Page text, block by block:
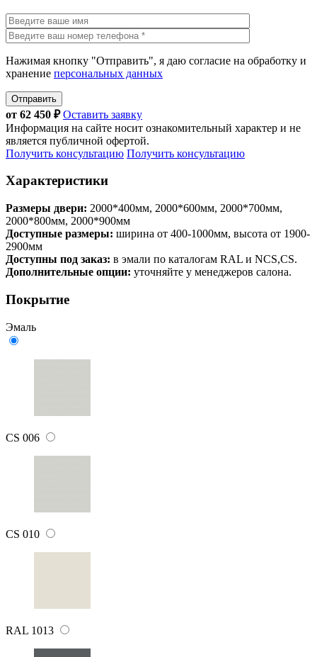
Нажимая кнопку "Отправить", я даю согласие на обработку и
хранение персональных данных
Отправить
от 62 450 ₽Оставить заявку
Информация на сайте носит ознакомительный характер и не
является публичной офертой.
Получить консультацию Получить консультацию
Характеристики
Размеры двери: 2000*400мм, 2000*600мм, 2000*700мм,
2000*800мм, 2000*900мм
Доступные размеры: ширина от 400-1000мм, высота от 1900-
2900мм
Доступны под заказ: в эмали по каталогам RAL и NCS,CS.
Дополнительные опции: уточняйте у менеджеров салона.
Покрытие
Эмаль
CS 006
CS 010
RAL 1013